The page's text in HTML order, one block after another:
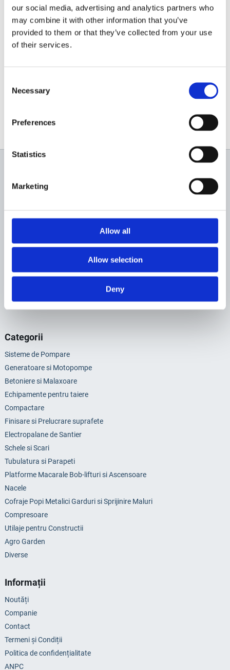
our social media, advertising and analytics partners who
may combine it with other information that you’ve
provided to them or that they’ve collected from your use
of their services.
Selection
Necessary
Preferences
Statistics
Marketing
Allow all
Allow selection
Deny
Contactează-ne pentru ofertă și consultanță:
0756 169 788
www.senci.ro
Sunt de acord sa primesc newslettere
Categorii
Sisteme de Pompare
Generatoare si Motopompe
Betoniere si Malaxoare
Echipamente pentru taiere
Compactare
Finisare si Prelucrare suprafete
Electropalane de Santier
Schele si Scari
Tubulatura si Parapeti
Platforme Macarale Bob-lifturi si Ascensoare
Nacele
Cofraje Popi Metalici Garduri si Sprijinire Maluri
Compresoare
Utilaje pentru Constructii
Agro Garden
Diverse
Informații
Noutăți
Companie
Contact
Termeni și Condiții
Politica de confidențialitate
ANPC